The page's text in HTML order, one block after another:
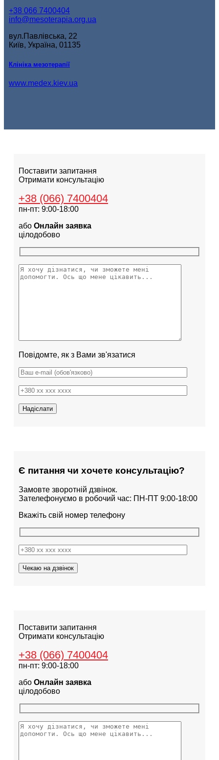
+38 066 7400404
info@mesoterapia.org.ua
вул.Павлівська, 22
Київ, Україна, 01135
Клініка мезотерапії
www.medex.kiev.ua
Поставити запитання
Отримати консультацію
+38 (066) 7400404
пн-пт: 9:00-18:00
або Онлайн заявка
цілодобово
Повідомте, як з Вами зв'язатися
Є питання чи хочете консультацію?
Замовте зворотній дзвінок.
Зателефонуємо в робочий час: ПН-ПТ 9:00-18:00
Вкажіть свій номер телефону
Поставити запитання
Отримати консультацію
+38 (066) 7400404
пн-пт: 9:00-18:00
або Онлайн заявка
цілодобово